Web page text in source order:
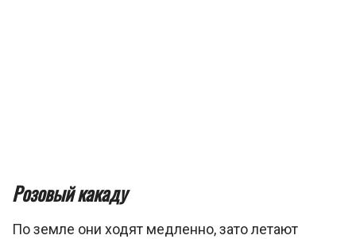
Розовый какаду
По земле они ходят медленно, зато летают